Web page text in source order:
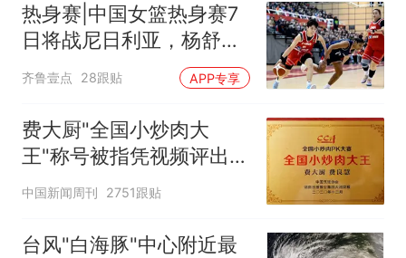
热身赛|中国女篮热身赛7
日将战尼日利亚，杨舒予
有望出战
齐鲁壹点 28跟贴 APP专享
费大厨"全国小炒肉大
王"称号被指凭视频评出
官方回应
中国新闻周刊 2751跟贴
台风"白海豚"中心附近最